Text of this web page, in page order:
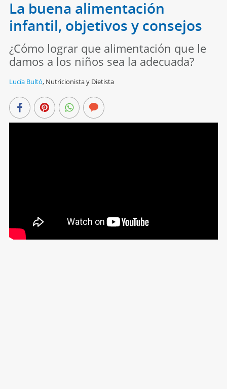
La buena alimentación
infantil, objetivos y consejos
¿Cómo lograr que alimentación que le
damos a los niños sea la adecuada?
Lucía Bultó, Nutricionista y Dietista